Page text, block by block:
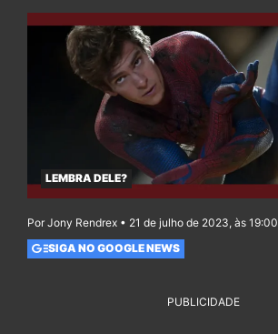
LEMBRA DELE?
Por Jony Rendrex • 21 de julho de 2023, às 19:00
SIGA NO GOOGLE NEWS
PUBLICIDADE